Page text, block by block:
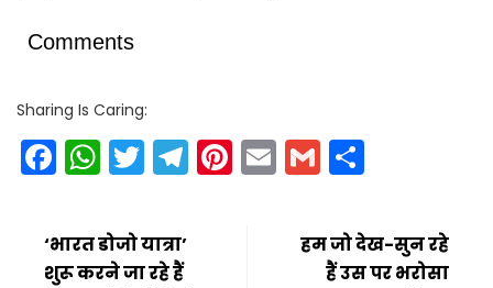
Comments
Sharing Is Caring:
Facebook
WhatsApp
Twitter
Telegram
Pinterest
EmailGmail
‘भारत डोजो यात्रा’
शुरू करने जा रहे हैं
हम जो देख-सुन रहे
हैं उस पर भरोसा